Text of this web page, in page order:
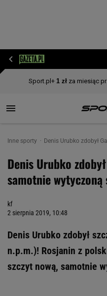
Inne sporty Denis Urubko zdobył
Denis Urubko
samotnie wytyczoną
kf
2 sierpnia 2019, 10:48
Denis Urubko zdobył
n.p.m.)! Rosjanin z
szczyt nową, samotnie